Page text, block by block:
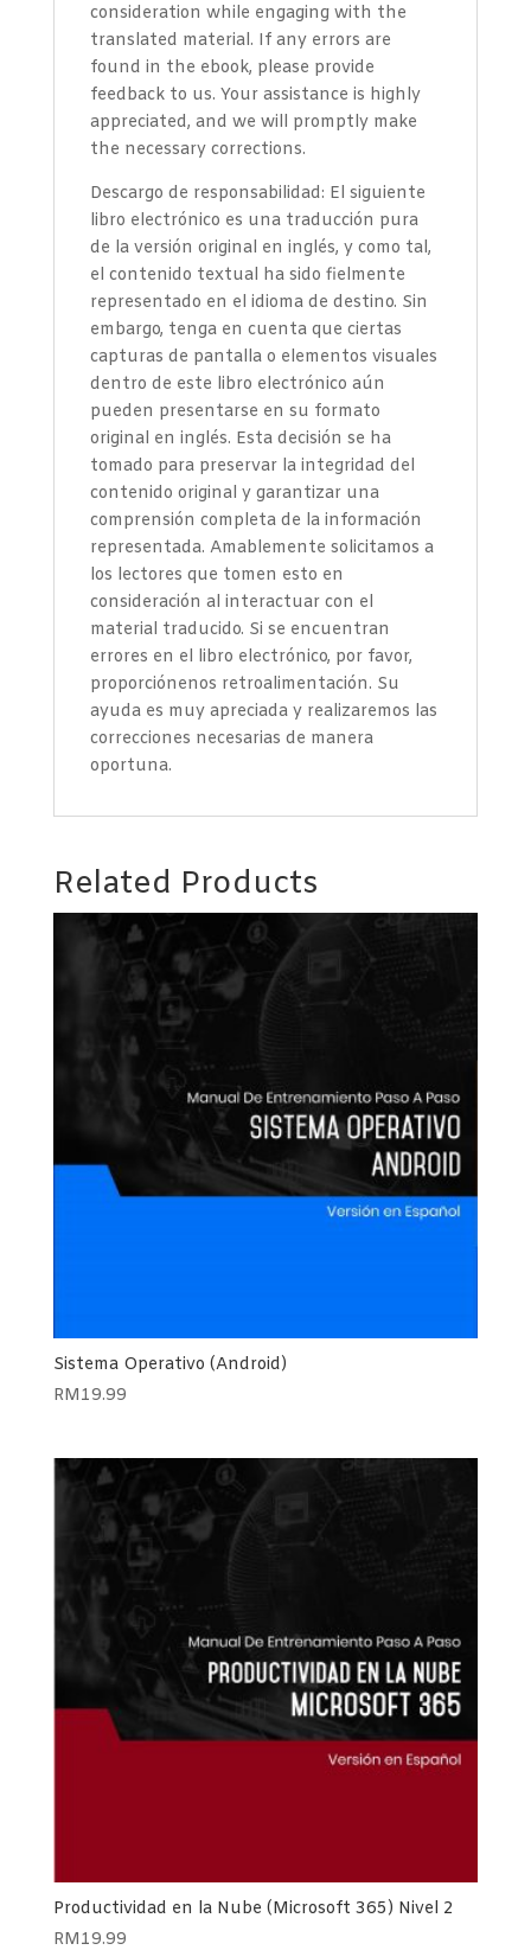
consideration while engaging with the
translated material. If any errors are
found in the ebook, please provide
feedback to us. Your assistance is highly
appreciated, and we will promptly make
the necessary corrections.
Descargo de responsabilidad: El siguiente
libro electrónico es una traducción pura
de la versión original en inglés, y como tal,
el contenido textual ha sido fielmente
representado en el idioma de destino. Sin
embargo, tenga en cuenta que ciertas
capturas de pantalla o elementos visuales
dentro de este libro electrónico aún
pueden presentarse en su formato
original en inglés. Esta decisión se ha
tomado para preservar la integridad del
contenido original y garantizar una
comprensión completa de la información
representada. Amablemente solicitamos a
los lectores que tomen esto en
consideración al interactuar con el
material traducido. Si se encuentran
errores en el libro electrónico, por favor,
proporciónenos retroalimentación. Su
ayuda es muy apreciada y realizaremos las
correcciones necesarias de manera
oportuna.
Related Products
Sistema Operativo (Android)
RM19.99
Productividad en la Nube (Microsoft 365) Nivel 2
RM19.99